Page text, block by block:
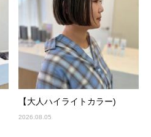
【大人ハイライトカラー)
2026.08.05